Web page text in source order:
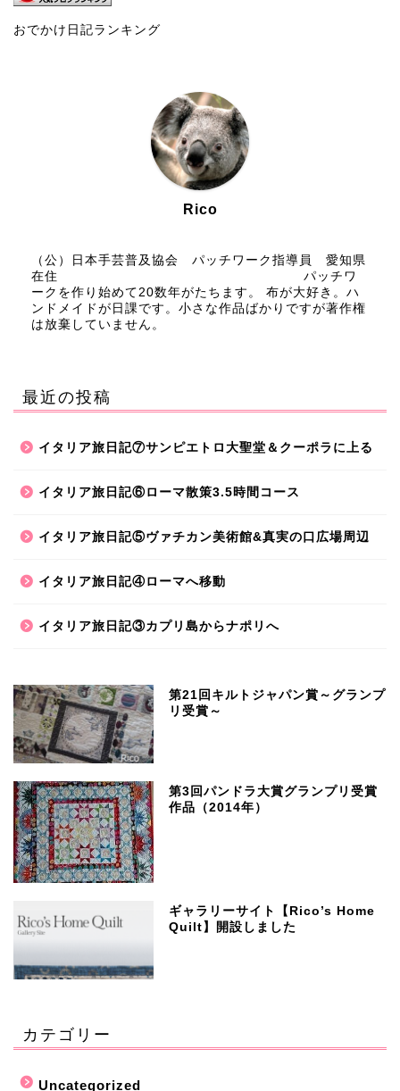
おでかけ日記ランキング
Rico
（公）日本手芸普及協会 パッチワーク指導員 愛知県
在住 パッチワ
ークを作り始めて20数年がたちます。 布が大好き。ハ
ンドメイドが日課です。小さな作品ばかりですが著作権
は放棄していません。
最近の投稿
イタリア旅日記⑦サンピエトロ大聖堂＆クーポラに上る
イタリア旅日記⑥ローマ散策3.5時間コース
イタリア旅日記⑤ヴァチカン美術館&真実の口広場周辺
イタリア旅日記④ローマへ移動
イタリア旅日記③カプリ島からナポリへ
第21回キルトジャパン賞～グランプ
リ受賞～
第3回パンドラ大賞グランプリ受賞
作品（2014年）
ギャラリーサイト【Rico’s Home
Quilt】開設しました
カテゴリー
Uncategorized